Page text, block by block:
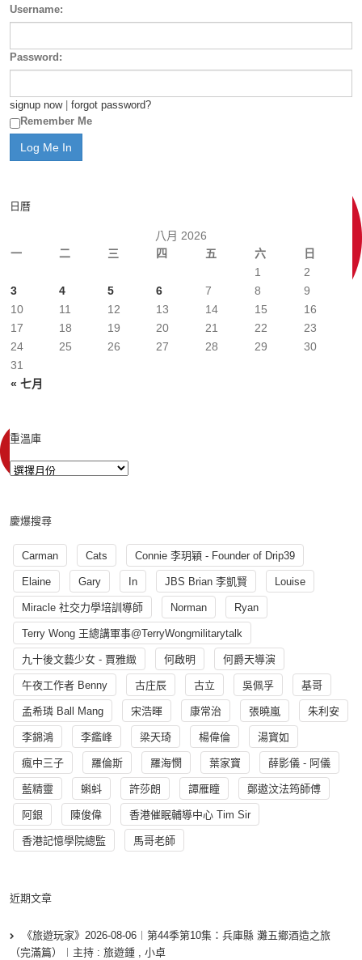
Username:
Password:
signup now| forgot password?
Remember Me
日曆
八月 2026
一
二 三 四 五 六 日
« 七月
1
2
3
4 5 6 7 8
9
10
11 12 13 14 15
16
17
18 19 20 21 22
23
24
25 26 27 28 29
30
31
重溫庫
慶爆搜尋
Carman Cats Connie 李玥穎 - Founder of Drip39
Elaine Gary In JBS Brian 李凱賢 Louise
Miracle 社交力學培訓導師 Norman Ryan
Terry Wong 王總講軍事@TerryWongmilitarytalk
九十後文藝少女 - 賈雅緻 何啟明 何爵天導演
午夜工作者 Benny 古庄辰 古立 吳佩孚 基哥
孟希璘 Ball Mang 宋浩暉 康常治 張曉嵐 朱利安
李錦鴻 李鑑峰 梁天琦 楊偉倫 湯寳如
瘋中三子 羅倫斯 羅海憫 葉家寶 薛影儀 - 阿儀
藍精靈 蝌蚪 許莎朗 譚雁瞳 鄭遨汶法筠師傅
阿銀 陳俊偉 香港催眠輔導中心 Tim Sir
香港記憶學院總監 馬哥老師
近期文章
《旅遊玩家》2026-08-06︱第44季第10集：兵庫縣 灘五鄉酒造之旅
（完滿篇）︱主持 : 旅遊鍾 , 小卓